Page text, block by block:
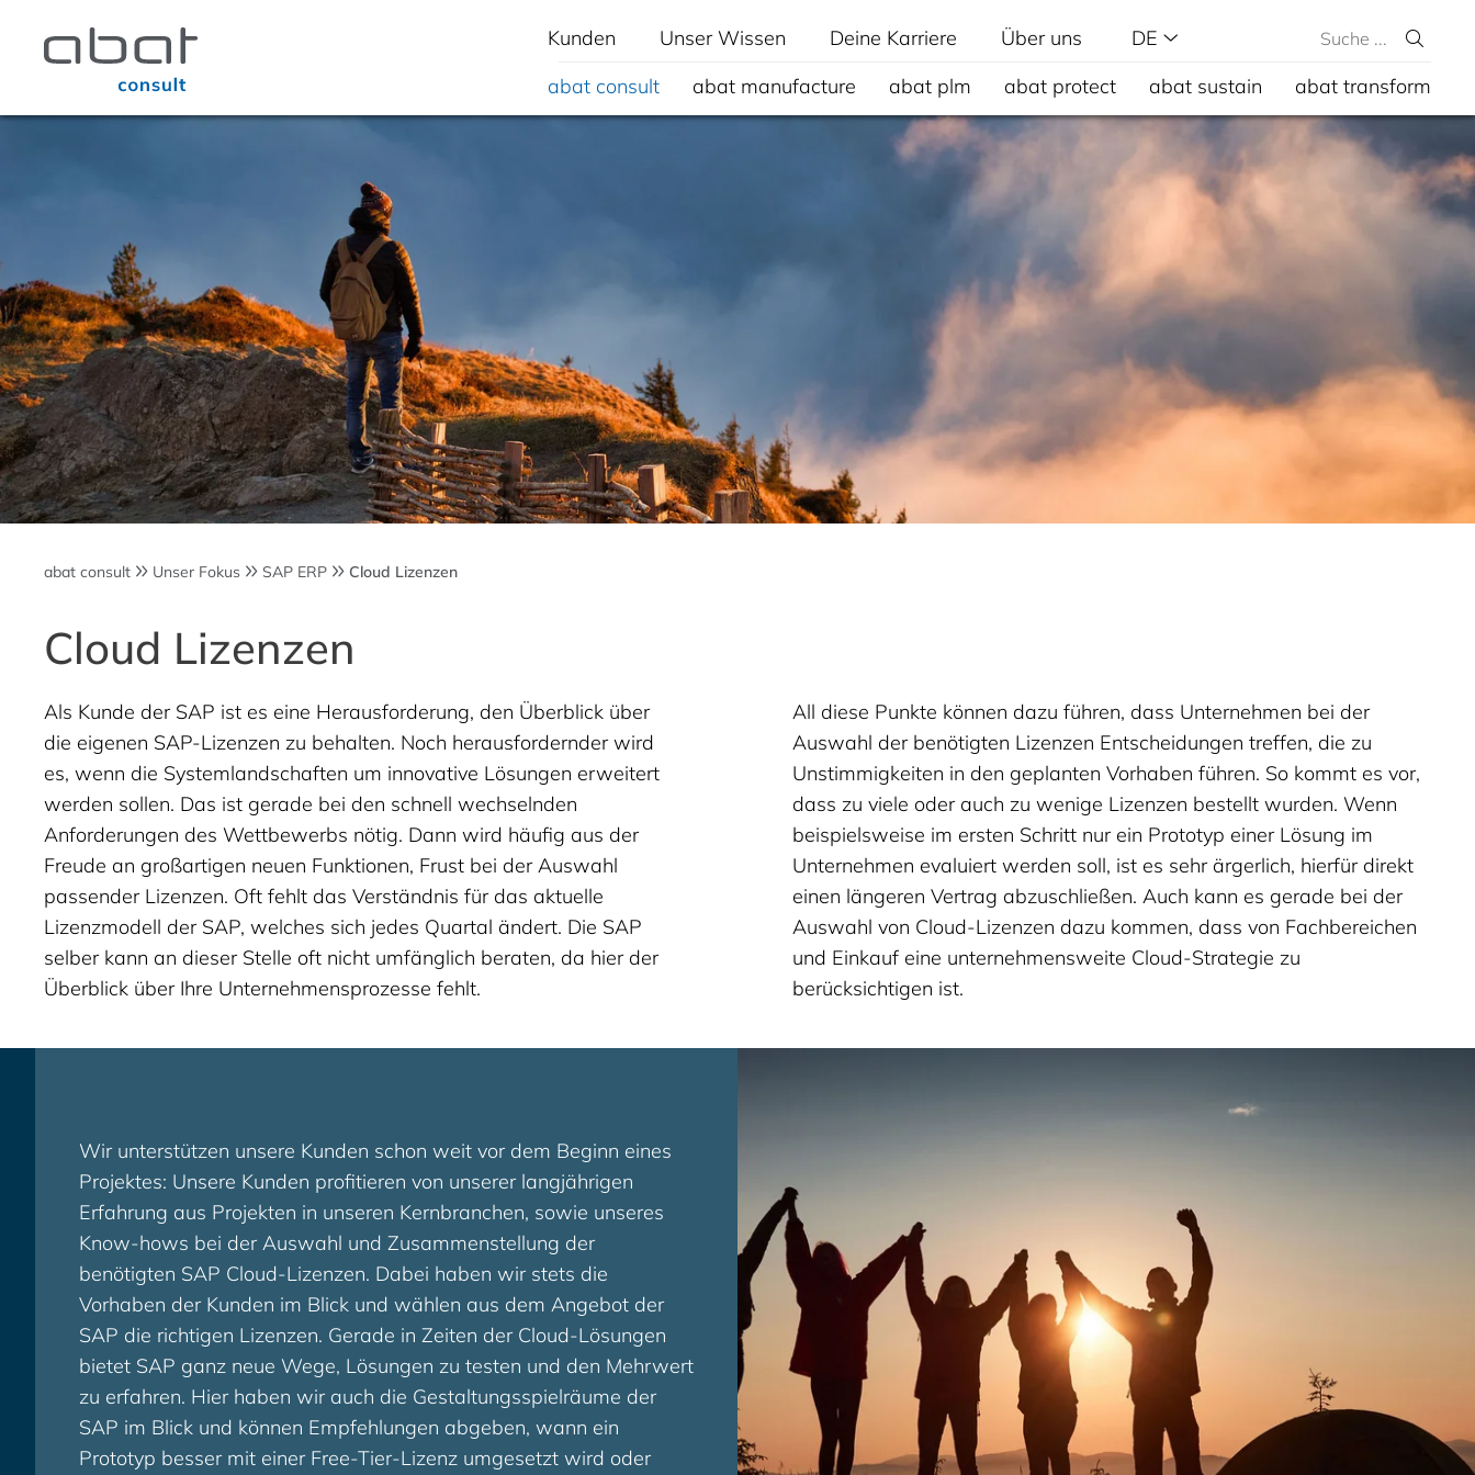
Kunden Unser Wissen Deine Karriere Über uns
DE
abat consult
abat manufacture abat plm abat protect abat sustain abat transform
abat consult Unser Fokus SAP ERP Cloud Lizenzen
Cloud Lizenzen
Als Kunde der SAP ist es eine Herausforderung, den Überblick über
die eigenen SAP-Lizenzen zu behalten. Noch herausfordernder wird
es, wenn die Systemlandschaften um innovative Lösungen erweitert
werden sollen. Das ist gerade bei den schnell wechselnden
Anforderungen des Wettbewerbs nötig. Dann wird häufig aus der
Freude an großartigen neuen Funktionen, Frust bei der Auswahl
passender Lizenzen. Oft fehlt das Verständnis für das aktuelle
Lizenzmodell der SAP, welches sich jedes Quartal ändert. Die SAP
selber kann an dieser Stelle oft nicht umfänglich beraten, da hier der
Überblick über Ihre Unternehmensprozesse fehlt.
All diese Punkte können dazu führen, dass Unternehmen bei der
Auswahl der benötigten Lizenzen Entscheidungen treffen, die zu
Unstimmigkeiten in den geplanten Vorhaben führen. So kommt es vor,
dass zu viele oder auch zu wenige Lizenzen bestellt wurden. Wenn
beispielsweise im ersten Schritt nur ein Prototyp einer Lösung im
Unternehmen evaluiert werden soll, ist es sehr ärgerlich, hierfür direkt
einen längeren Vertrag abzuschließen. Auch kann es gerade bei der
Auswahl von Cloud-Lizenzen dazu kommen, dass von Fachbereichen
und Einkauf eine unternehmensweite Cloud-Strategie zu
berücksichtigen ist.
Wir unterstützen unsere Kunden schon weit vor dem Beginn eines
Projektes: Unsere Kunden profitieren von unserer langjährigen
Erfahrung aus Projekten in unseren Kernbranchen, sowie unseres
Know-hows bei der Auswahl und Zusammenstellung der
benötigten SAP Cloud-Lizenzen. Dabei haben wir stets die
Vorhaben der Kunden im Blick und wählen aus dem Angebot der
SAP die richtigen Lizenzen. Gerade in Zeiten der Cloud-Lösungen
bietet SAP ganz neue Wege, Lösungen zu testen und den Mehrwert
zu erfahren. Hier haben wir auch die Gestaltungsspielräume der
SAP im Blick und können Empfehlungen abgeben, wann ein
Prototyp besser mit einer Free-Tier-Lizenz umgesetzt wird oder